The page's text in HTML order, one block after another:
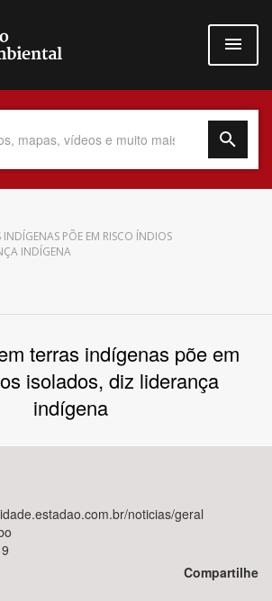
INDÍGENAS PÕE EM RISCO ÍNDIOS
INDÍGENA
terras indígenas põe em
isolados, diz liderança
indígena
noticias/geral
Compartilhe